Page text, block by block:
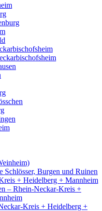
Schlösser, Burgen und Ruinen
+ Heidelberg + Mannheim
– Rhein-Neckar-Kreis +
Kreis + Heidelberg +